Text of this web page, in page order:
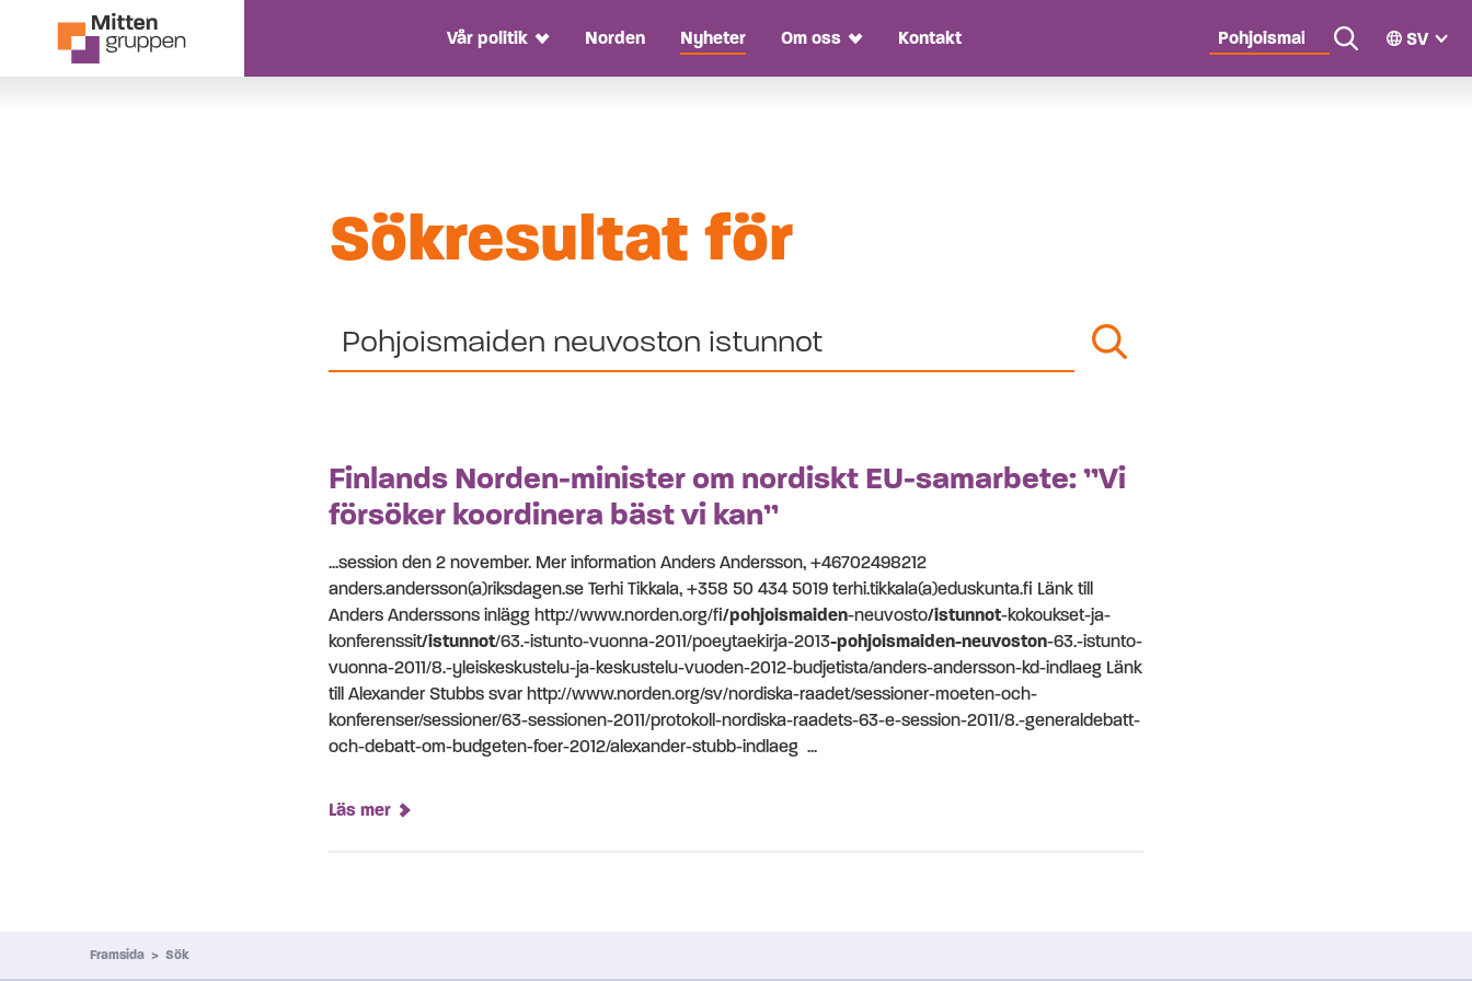
Hoppa till innehåll
Vår politik
Toggle Dropdown
Norden Nyheter Om oss
Toggle Dropdown
Kontakt
Search
SV
Sökresultat förPohjoismaiden
neuvoston
istunnot
Search
Finlands Norden-minister om nordiskt EU-samarbete: ”Vi
försöker koordinera bäst vi kan”
...session den 2 november. Mer information Anders Andersson, +46702498212
anders.andersson(a)riksdagen.se Terhi Tikkala, +358 50 434 5019 terhi.tikkala(a)eduskunta.fi Länk till
Anders Anderssons inlägg http://www.norden.org/fi/pohjoismaiden-neuvosto/istunnot-kokoukset-ja-
konferenssit/istunnot/63.-istunto-vuonna-2011/poeytaekirja-2013-pohjoismaiden-neuvoston-63.-istunto-
vuonna-2011/8.-yleiskeskustelu-ja-keskustelu-vuoden-2012-budjetista/anders-andersson-kd-indlaeg Länk
till Alexander Stubbs svar http://www.norden.org/sv/nordiska-raadet/sessioner-moeten-och-
konferenser/sessioner/63-sessionen-2011/protokoll-nordiska-raadets-63-e-session-2011/8.-generaldebatt-
och-debatt-om-budgeten-foer-2012/alexander-stubb-indlaeg ...
Läs mer
Framsida > Sök